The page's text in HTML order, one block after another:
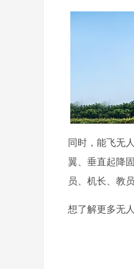
同时，能飞无
翼、垂直起降
员、机长、教
想了解更多无